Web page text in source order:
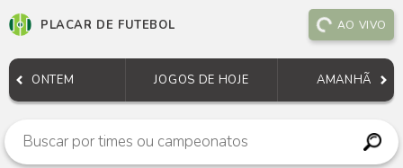
PLACAR DE FUTEBOL AO VIVO
ONTEM JOGOS DE HOJE AMANHÃ